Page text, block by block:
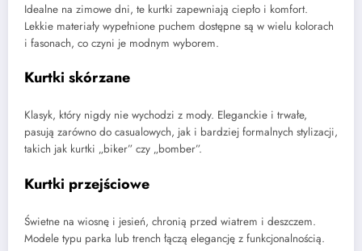
Idealne na zimowe dni, te kurtki zapewniają ciepło i komfort.
Lekkie materiały wypełnione puchem dostępne są w wielu kolorach
i fasonach, co czyni je modnym wyborem.
Kurtki skórzane
Klasyk, który nigdy nie wychodzi z mody. Eleganckie i trwałe,
pasują zarówno do casualowych, jak i bardziej formalnych stylizacji,
takich jak kurtki „biker” czy „bomber”.
Kurtki przejściowe
Świetne na wiosnę i jesień, chronią przed wiatrem i deszczem.
Modele typu parka lub trench łączą elegancję z funkcjonalnością.